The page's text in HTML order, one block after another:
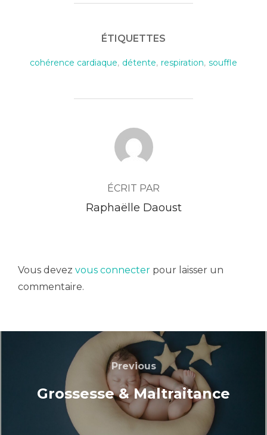
ÉTIQUETTES
cohérence cardiaque, détente, respiration, souffle
AUTEUR DE LA PUBLICATION
ÉCRIT PAR
Raphaëlle Daoust
Vous devez vous connecter pour laisser un
commentaire.
Previous
Grossesse & Maltraitance